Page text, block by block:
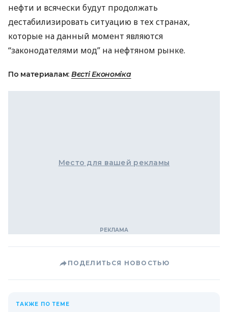
нефти и всячески будут продолжать
дестабилизировать ситуацию в тех странах,
которые на данный момент являются
“законодателями мод” на нефтяном рынке.
По материалам: Вєсті Економіка
Место для вашей рекламы
ПОДЕЛИТЬСЯ НОВОСТЬЮ
ТАКЖЕ ПО ТЕМЕ